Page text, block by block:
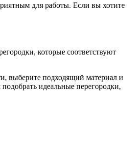
для работы. Если вы хотите
которые соответствуют
выберите подходящий материал и
идеальные перегородки,